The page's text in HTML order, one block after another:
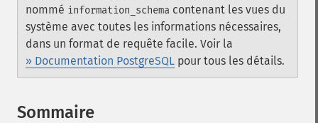
nommé information_schema contenant les vues du
système avec toutes les informations nécessaires,
dans un format de requête facile. Voir la
» Documentation PostgreSQL pour tous les détails.
Sommaire